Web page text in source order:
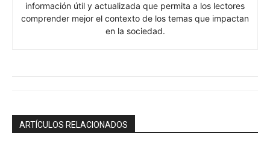
información útil y actualizada que permita a los lectores
comprender mejor el contexto de los temas que impactan
en la sociedad.
ARTÍCULOS RELACIONADOS